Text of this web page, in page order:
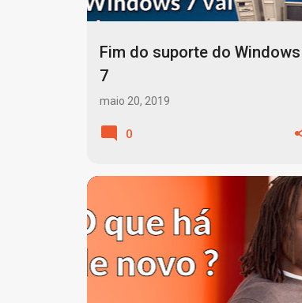
Fim do suporte do Windows
7
maio 20, 2019
0
+2